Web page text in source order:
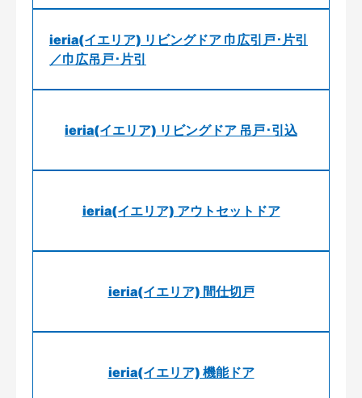
ieria(イエリア) リビングドア 巾広引戸･片引
／巾広吊戸･片引
ieria(イエリア) リビングドア 吊戸･引込
ieria(イエリア) アウトセットドア
ieria(イエリア) 間仕切戸
ieria(イエリア) 機能ドア